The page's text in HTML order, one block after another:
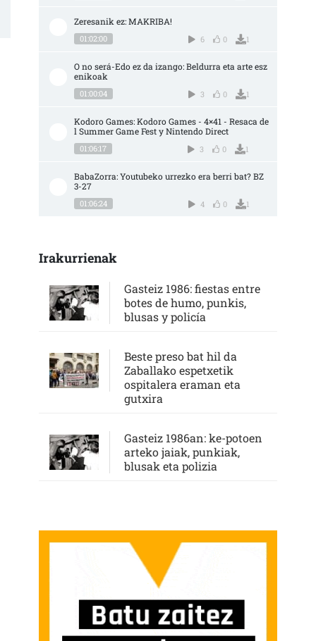
Zeresanik ez: MAKRIBA!
01:02:00 6 0 1
O no será-Edo ez da izango: Beldurra eta arte esz
enikoak
01:00:04 3 0 1
Kodoro Games: Kodoro Games - 4×41 - Resaca de
l Summer Game Fest y Nintendo Direct
01:06:17 3 0 1
BabaZorra: Youtubeko urrezko era berri bat? BZ
3-27
01:06:24 4 0 1
Irakurrienak
Gasteiz 1986: fiestas entre
botes de humo, punkis,
blusas y policía
Beste preso bat hil da
Zaballako espetxetik
ospitalera eraman eta
gutxira
Gasteiz 1986an: ke-potoen
arteko jaiak, punkiak,
blusak eta polizia